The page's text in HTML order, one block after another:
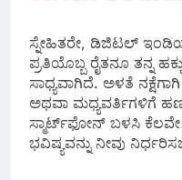
ಸ್ನೇಹಿತರೇ, ಡಿಜಿಟಲ್
ಪ್ರತಿಯೊಬ್ಬ ರೈತನೂ ತನ್ನ
ಸಾಧ್ಯವಾಗಿದೆ. ಅಳತೆ
ಅಥವಾ ಮಧ್ಯವರ್ತಿಗಳಿಗೆ
ಸ್ಮಾರ್ಟ್‌ಫೋನ್ ಬಳಸಿ
ಭವಿಷ್ಯವನ್ನು ನೀವು